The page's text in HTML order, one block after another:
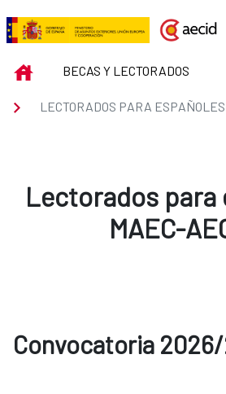
Saltar al contenido principal
Lectorados para
INICIOBECAS Y LECTORADOS
Lectorados para
MAEC-
Convocatoria